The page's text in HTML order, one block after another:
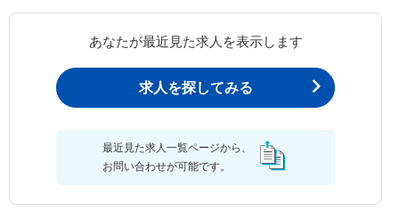
あなたが最近見た求人を表示します
求人を探してみる
最近見た求人一覧ページから、
お問い合わせが可能です。